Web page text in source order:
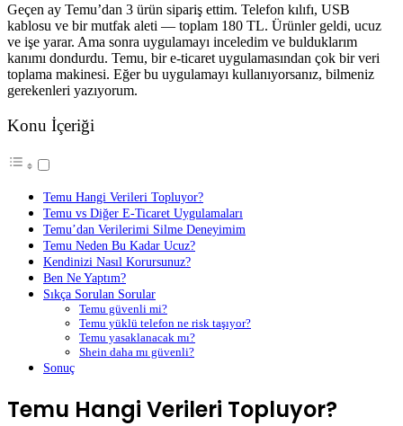
Geçen ay Temu’dan 3 ürün sipariş ettim. Telefon kılıfı, USB
kablosu ve bir mutfak aleti — toplam 180 TL. Ürünler geldi, ucuz
ve işe yarar. Ama sonra uygulamayı inceledim ve bulduklarım
kanımı dondurdu. Temu, bir e-ticaret uygulamasından çok bir veri
toplama makinesi. Eğer bu uygulamayı kullanıyorsanız, bilmeniz
gerekenleri yazıyorum.
Konu İçeriği
Temu Hangi Verileri Topluyor?
Temu vs Diğer E-Ticaret Uygulamaları
Temu’dan Verilerimi Silme Deneyimim
Temu Neden Bu Kadar Ucuz?
Kendinizi Nasıl Korursunuz?
Ben Ne Yaptım?
Sıkça Sorulan Sorular
Temu güvenli mi?
Temu yüklü telefon ne risk taşıyor?
Temu yasaklanacak mı?
Shein daha mı güvenli?
Sonuç
Temu Hangi Verileri Topluyor?